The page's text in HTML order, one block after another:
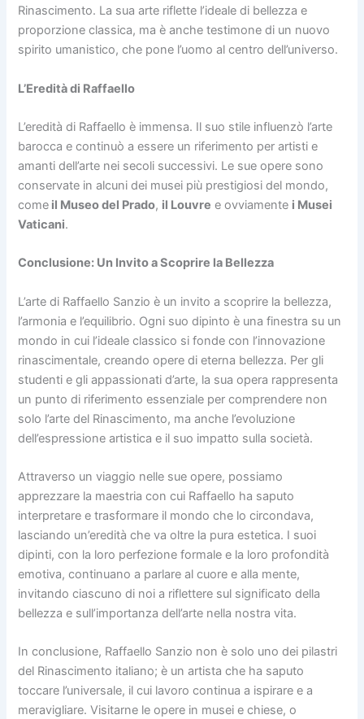
Rinascimento. La sua arte riflette l’ideale di bellezza e
proporzione classica, ma è anche testimone di un nuovo
spirito umanistico, che pone l’uomo al centro dell’universo.
L’Eredità di Raffaello
L’eredità di Raffaello è immensa. Il suo stile influenzò l’arte
barocca e continuò a essere un riferimento per artisti e
amanti dell’arte nei secoli successivi. Le sue opere sono
conservate in alcuni dei musei più prestigiosi del mondo,
come il Museo del Prado, il Louvre e ovviamente i Musei
Vaticani.
Conclusione: Un Invito a Scoprire la Bellezza
L’arte di Raffaello Sanzio è un invito a scoprire la bellezza,
l’armonia e l’equilibrio. Ogni suo dipinto è una finestra su un
mondo in cui l’ideale classico si fonde con l’innovazione
rinascimentale, creando opere di eterna bellezza. Per gli
studenti e gli appassionati d’arte, la sua opera rappresenta
un punto di riferimento essenziale per comprendere non
solo l’arte del Rinascimento, ma anche l’evoluzione
dell’espressione artistica e il suo impatto sulla società.
Attraverso un viaggio nelle sue opere, possiamo
apprezzare la maestria con cui Raffaello ha saputo
interpretare e trasformare il mondo che lo circondava,
lasciando un’eredità che va oltre la pura estetica. I suoi
dipinti, con la loro perfezione formale e la loro profondità
emotiva, continuano a parlare al cuore e alla mente,
invitando ciascuno di noi a riflettere sul significato della
bellezza e sull’importanza dell’arte nella nostra vita.
In conclusione, Raffaello Sanzio non è solo uno dei pilastri
del Rinascimento italiano; è un artista che ha saputo
toccare l’universale, il cui lavoro continua a ispirare e a
meravigliare. Visitarne le opere in musei e chiese, o